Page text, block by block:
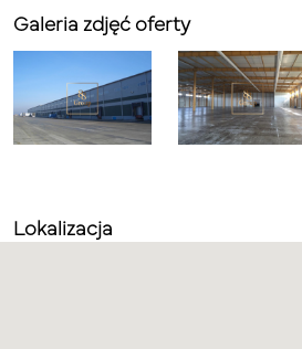
Galeria zdjęć oferty
Lokalizacja